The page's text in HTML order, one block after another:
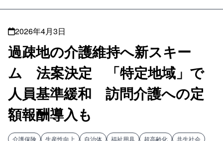
2026年4月3日
過疎地の介護維持へ新スキー
ム 法案決定 「特定地域」で
人員基準緩和 訪問介護への定
額報酬導入も
介護保険 生産性向上 自治体 福祉用具 超高齢化
共生社会